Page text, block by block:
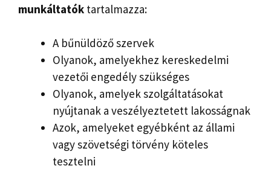
munkáltatók tartalmazza:
A bűnüldöző szervek
Olyanok, amelyekhez kereskedelmi
vezetői engedély szükséges
Olyanok, amelyek szolgáltatásokat
nyújtanak a veszélyeztetett lakosságnak
Azok, amelyeket egyébként az állami
vagy szövetségi törvény köteles
tesztelni